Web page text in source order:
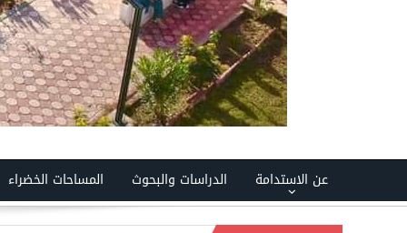
عن الاستدامة الدراسات والبحوث المساحات الخضراء